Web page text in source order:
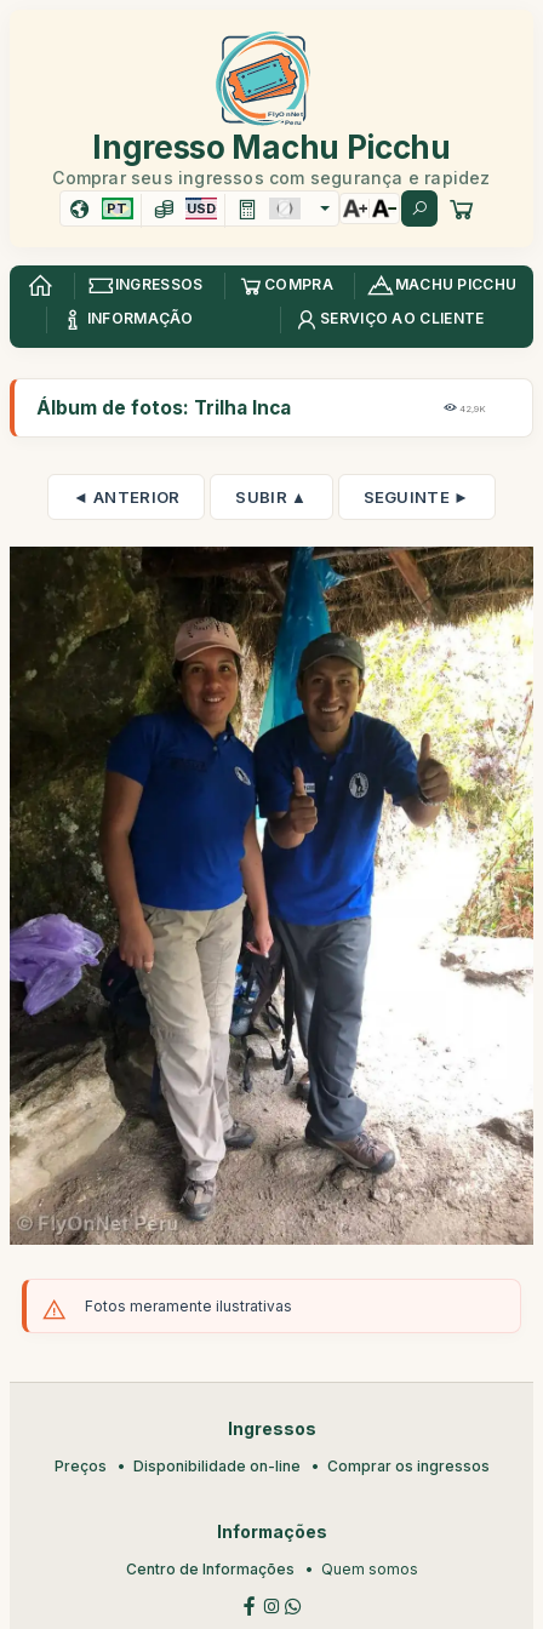
Ingresso Machu Picchu
Comprar seus ingressos com segurança e rapidez
PT USD
INGRESSOS COMPRA
MACHU PICCHU
INFORMAÇÃO
SERVIÇO AO CLIENTE
Álbum de fotos: Trilha Inca 42,9K
◄ ANTERIOR SUBIR ▲ SEGUINTE ►
Fotos meramente ilustrativas
Ingressos
Preços Disponibilidade on-line Comprar os ingressos
Informações
Centro de Informações Quem somos